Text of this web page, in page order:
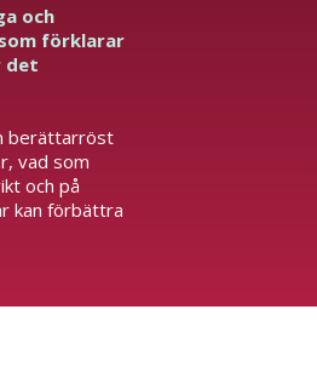
och
förklarar
det
berättarröst
vad som
och på
kan förbättra